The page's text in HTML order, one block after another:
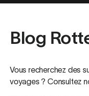
Blog
Vous recherchez des
voyages ? Consultez